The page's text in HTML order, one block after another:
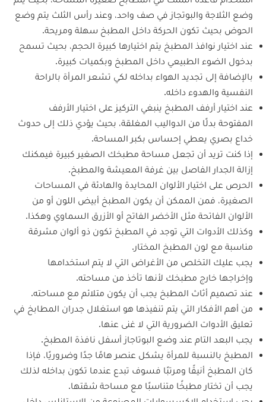
وضع الثلاجة والبوتجاز في صف واحد، وعند رأس الثلث يتم وضع
الحوض بحيث تكون الحركة داخل المطبخ سهلة ومريحة.
عند اختيار نوافذ المطبخ يتم اختيارها كبيرة الحجم، بحيث تسمح
بدخول الضوء الطبيعي داخل المطبخ وبكميات كبيرة.
بالإضافة إلى تجديد الهواء بداخله لكي تشعر المرأة بالراحة
النفسية والهدوء داخله.
عند اختيار أرفف المطبخ ينبغي التركيز على اختيار الأرفف
المفتوحة بدلًا من الدواليب المغلقة، بحيث يؤدي ذلك إلى حدوث
خداع بصري يعطي إحساس بكبر المساحة.
إذا كنت تريد أن تجعل مساحة مطبخك الصغير كبيرة فيمكنك
إزالة الجدار الفاصل بين غرفة المعيشة والمطبخ.
الحرص على اختيار الألوان المحايدة والهادئة في المساحات
الصغيرة، فمن الممكن أن يكون المطبخ أبيض اللون أو من
الألوان الفاتحة مثل الأخضر الفاتح أو الأزرق السماوي وهكذا.
وكذلك الأدوات التي توجد في المطبخ تكون ذو ألوان مشرقة
مناسبة مع لون المطبخ المختار.
يجب عليك التخلص من الأغراض التي لا يتم استخدامها
وإخراجها خارج مطبخك لأنها تأخذ من مساحته.
عند تصميم أثاث المطبخ يجب أن يكون متلائم مع مساحته.
من أهم الأفكار التي يتم تنفيذها هو استغلال جدران المطابخ في
تعليق الأدوات الضرورية التي لا غنى عنها.
يجب البعد التام عند وضع البوتاجاز أسفل نافذة المطبخ.
المطبخ بالنسبة للمرأة يشكل عنصر هامًا جدًا وضروريًا، فإذا
كان المطبخ أنيقًا ومرتبًا فسوف تبدع عندما تكون بداخله لذلك
يجب أن تختار مطبخًا متناسبًا مع مساحة شقتها.